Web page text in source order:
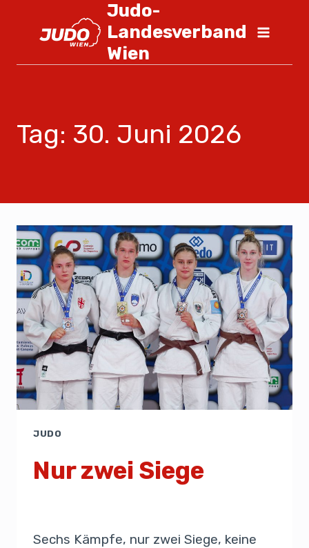
Judo-
Landesverband
Wien
Tag: 30. Juni 2026
JUDO
Nur zwei Siege
Sechs Kämpfe, nur zwei Siege, keine